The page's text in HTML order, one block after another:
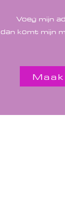
Voeg mijn
dan komt mijn